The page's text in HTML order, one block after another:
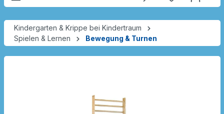
Kindergarten & Krippe bei Kindertraum
Spielen & Lernen
Bewegung & Turnen